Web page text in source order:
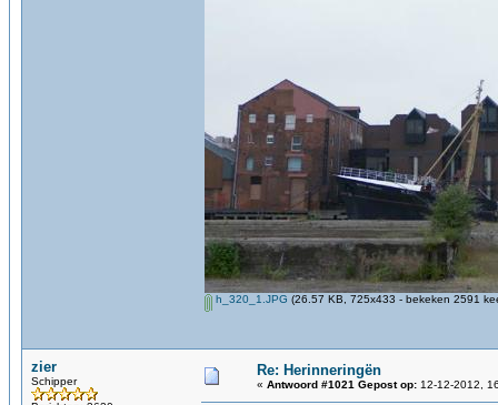
h_320_1.JPG (26.57 KB, 725x433 - bekeken 2591
zier
Schipper
Re: Herinneringën
« Antwoord #1021 Gepost op: 12-12-2012,